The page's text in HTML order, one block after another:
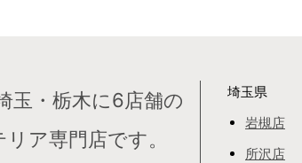
玉・栃木に6店舗の
ア専門店です。
埼玉県
岩槻店
所沢店